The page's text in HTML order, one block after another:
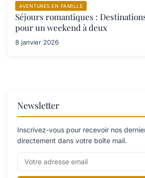
AVENTURES EN FAMILLE
Séjours romantiques :
pour un weekend à deux
8 janvier 2026
Newsletter
Inscrivez-vous pour recevoir nos
directement dans votre boîte mail.